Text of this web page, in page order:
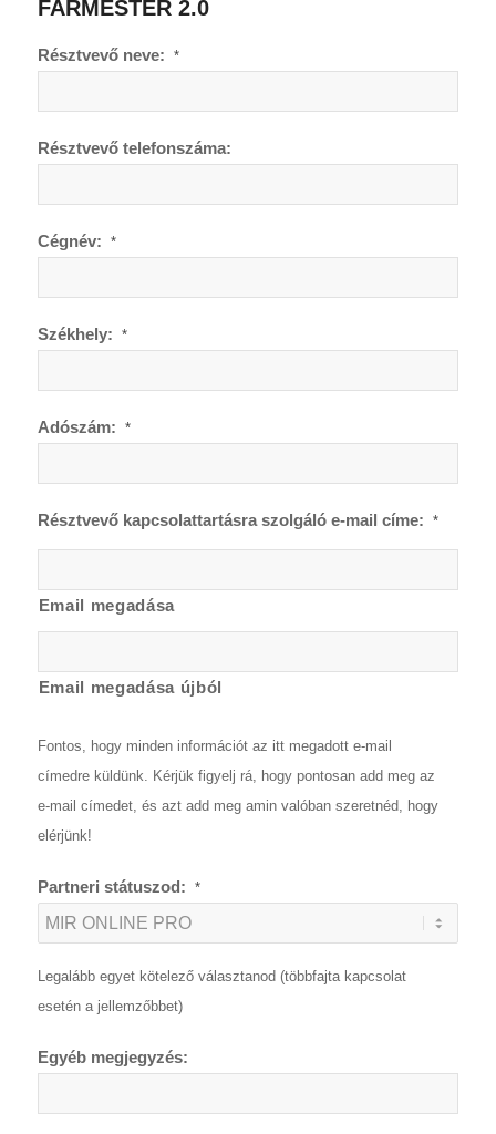
FARMESTER 2.0
Résztvevő neve: *
Résztvevő telefonszáma:
Cégnév: *
Székhely: *
Adószám: *
Résztvevő kapcsolattartásra szolgáló e-mail címe: *
Email megadása
Email megadása újból
Fontos, hogy minden információt az itt megadott e-mail
címedre küldünk. Kérjük figyelj rá, hogy pontosan add meg az
e-mail címedet, és azt add meg amin valóban szeretnéd, hogy
elérjünk!
Partneri státuszod: *
Legalább egyet kötelező választanod (többfajta kapcsolat
esetén a jellemzőbbet)
Egyéb megjegyzés: